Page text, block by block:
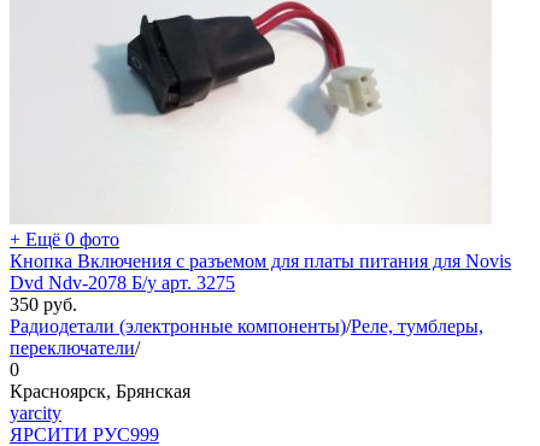
+ Ещё 0 фото
Кнопка Включения с разъемом для платы питания для Novis
Dvd Ndv-2078 Б/у арт. 3275
350 руб.
Радиодетали (электронные компоненты)/Реле, тумблеры,
переключатели/
0
Красноярск, Брянская
yarcity
ЯРСИТИ РУС999